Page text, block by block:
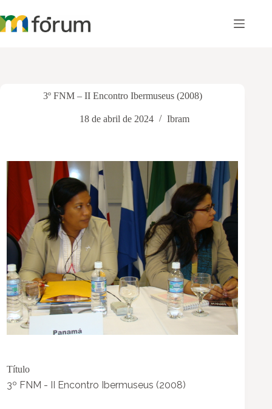
para
o
3º FNM – II Encontro Ibermuseus (2008)
18 de abril de 2024 Ibram
Título
3º FNM - II Encontro Ibermuseus (2008)